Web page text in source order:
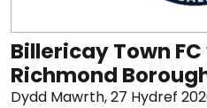
Billericay Town
Richmond
Dydd Mawrth, 27 Hydref